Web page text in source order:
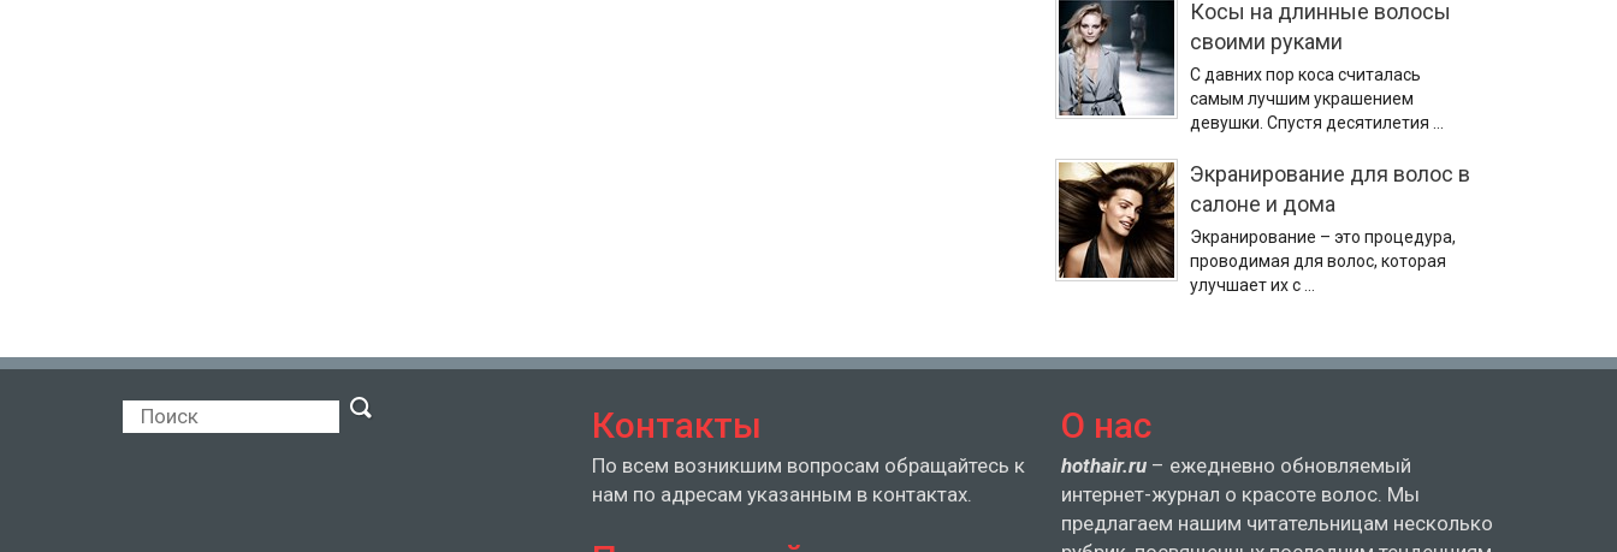
Косы на длинные волосы
своими руками
С давних пор коса считалась
самым лучшим украшением
девушки. Спустя десятилетия …
Экранирование для волос в
салоне и дома
Экранирование – это процедура,
проводимая для волос, которая
улучшает их с …
Контакты
По всем возникшим вопросам обращайтесь к
нам по адресам указанным в контактах.
О нас
hothair.ru – ежедневно обновляемый
интернет-журнал о красоте волос. Мы
предлагаем нашим читательницам несколько